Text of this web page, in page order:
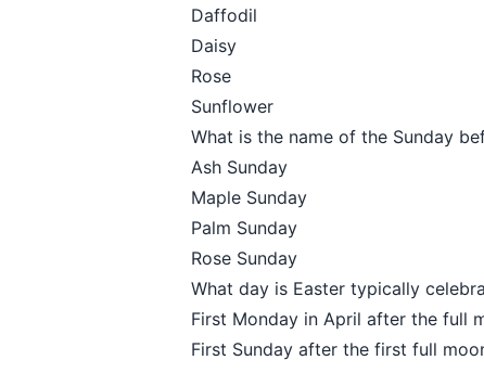
Daffodil
Daisy
Rose
Sunflower
What is the name of the Sunday
Ash Sunday
Maple Sunday
Palm Sunday
Rose Sunday
What day is Easter typically
First Monday in April after the full
First Sunday after the first full